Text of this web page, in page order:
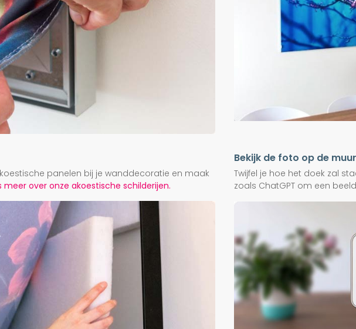
panelen bij je wanddecoratie en maak
meer over onze akoestische schilderijen.
Bekijk de foto op de muur
Twijfel je hoe het doek zal
zoals ChatGPT om een